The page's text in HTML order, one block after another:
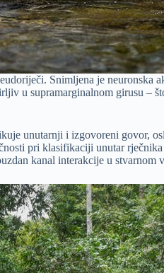
Snimljena je
u supramarginalnom girusu –
unutarnji i izgovoreni govor,
pri klasifikaciji unutar
kanal interakcije u stvarnom